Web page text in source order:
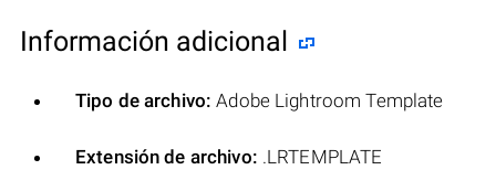
Información adicional
Tipo de archivo: Adobe Lightroom Template
Extensión de archivo: .LRTEMPLATE